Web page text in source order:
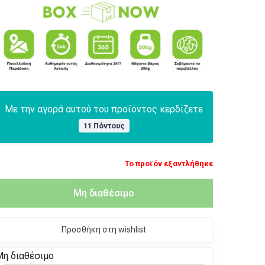
Με την αγορά αυτού του προϊόντος κερδίζετε
11 Πόντους
Το προϊόν εξαντλήθηκε
Μη διαθέσιμο
Προσθήκη στη wishlist
διαθέσιμο